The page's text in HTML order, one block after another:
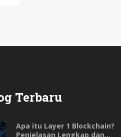
Terbaru
Apa itu Layer 1 Blockchain?
Penjelasan Lengkap dan